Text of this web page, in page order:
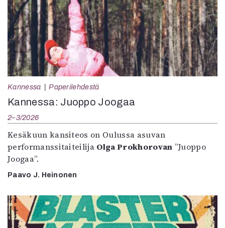
Kannessa Paperilehdestä
Kannessa: Juoppo Joogaa
2–3/2026
Kesäkuun kansiteos on Oulussa asuvan
performanssitaiteilija Olga Prokhorovan ”Juoppo
Joogaa”.
Paavo J. Heinonen